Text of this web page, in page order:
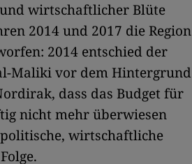
wirtschaftlicher Blüte
2014 und 2017 die Region
2014 entschied der
Maliki vor dem Hintergrund
dass das Budget für
nicht mehr überwiesen
wirtschaftliche